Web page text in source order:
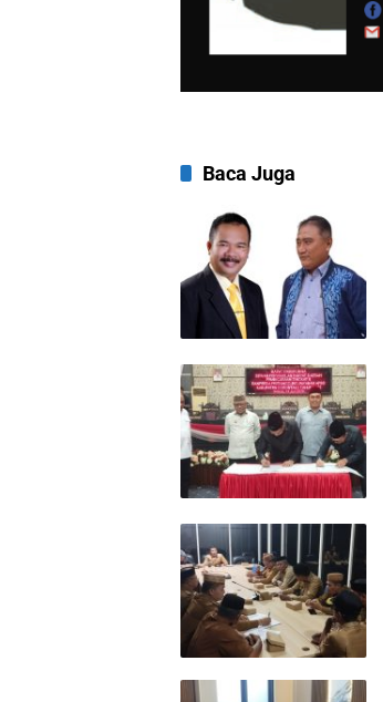
Baca Juga